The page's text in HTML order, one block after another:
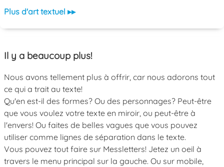
Plus d'art textuel ▸▸
Il y a beaucoup plus!
Nous avons tellement plus à offrir, car nous adorons tout
ce qui a trait au texte!
Qu'en est-il des formes? Ou des personnages? Peut-être
que vous voulez votre texte en miroir, ou peut-être à
l'envers! Ou faites de belles vagues que vous pouvez
utiliser comme lignes de séparation dans le texte.
Vous pouvez tout faire sur Messletters! Jetez un oeil à
travers le menu principal sur la gauche. Ou sur mobile,